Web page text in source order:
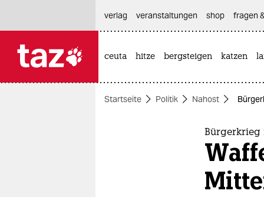
themen
verlag
veranstaltungen shop fragen
ceuta hitze bergsteigen katzen
Startseite Politik Nahost
Bürgerkrieg